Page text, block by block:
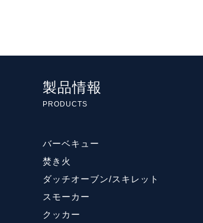
製品情報
PRODUCTS
バーベキュー
焚き火
ダッチオーブン/スキレット
スモーカー
クッカー